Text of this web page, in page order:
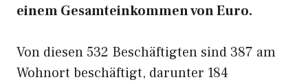
einem Gesamteinkommen von Euro.
Von diesen 532 Beschäftigten sind 387 am
Wohnort beschäftigt, darunter 184